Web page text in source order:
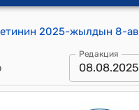
Редакция
08.08.2025